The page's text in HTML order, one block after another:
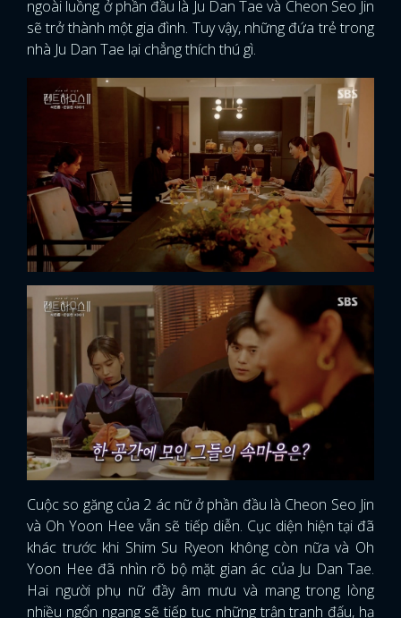
ngoài luồng ở phần đầu là Ju Dan Tae và Cheon Seo Jin
sẽ trở thành một gia đình. Tuy vậy, những đứa trẻ trong
nhà Ju Dan Tae lại chẳng thích thú gì.
Cuộc so găng của 2 ác nữ ở phần đầu là Cheon Seo Jin
và Oh Yoon Hee vẫn sẽ tiếp diễn. Cục diện hiện tại đã
khác trước khi Shim Su Ryeon không còn nữa và Oh
Yoon Hee đã nhìn rõ bộ mặt gian ác của Ju Dan Tae.
Hai người phụ nữ đầy âm mưu và mang trong lòng
nhiều ngổn ngang sẽ tiếp tục những trận tranh đấu, hạ